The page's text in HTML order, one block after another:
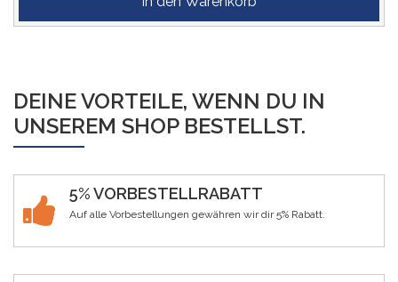
DEINE VORTEILE, WENN DU IN
UNSEREM SHOP BESTELLST.
5% VORBESTELLRABATT
Auf alle Vorbestellungen gewähren wir dir 5% Rabatt.